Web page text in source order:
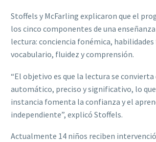
Stoffels y McFarling explicaron que el
los cinco componentes de una
lectura: conciencia fonémica,
vocabulario, fluidez y comprensión.
“El objetivo es que la lectura se convierta
automático, preciso y significativo, lo
instancia fomenta la confianza y el
independiente”, explicó Stoffels.
Actualmente 14 niños reciben